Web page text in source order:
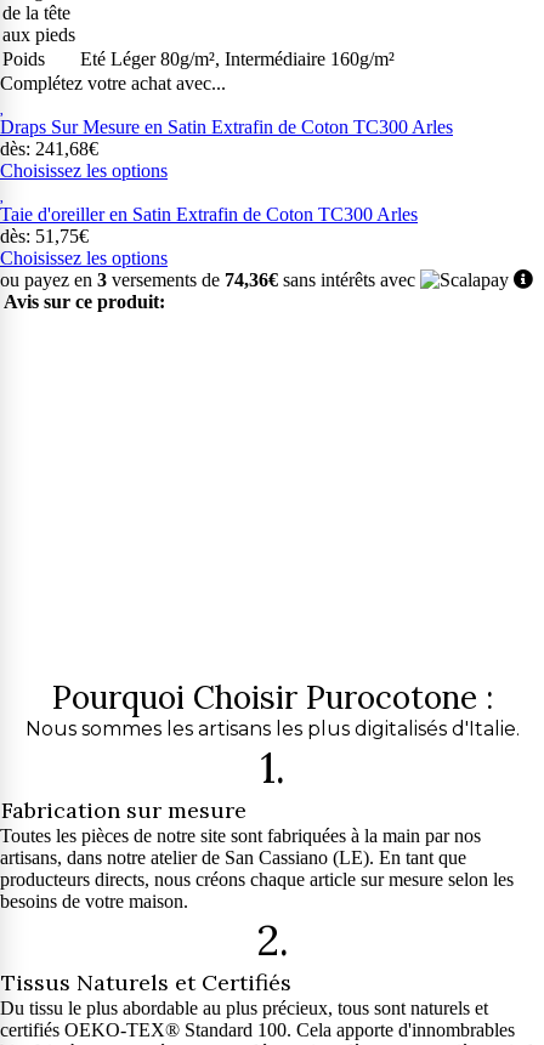
de la tête
aux pieds
Poids
Eté Léger 80g/m², Intermédiaire 160g/m²
Complétez votre achat avec...
Draps Sur Mesure en Satin Extrafin de Coton TC300 Arles
dès: 241,68€
Choisissez les options
Taie d'oreiller en Satin Extrafin de Coton TC300 Arles
dès: 51,75€
Choisissez les options
ou payez en 3 versements de 74,36€ sans intérêts avec
Avis sur ce produit:
Pourquoi Choisir Purocotone :
Nous sommes les artisans les plus digitalisés d'Italie.
1.
Fabrication sur mesure
Toutes les pièces de notre site sont fabriquées à la main par nos
artisans, dans notre atelier de San Cassiano (LE). En tant que
producteurs directs, nous créons chaque article sur mesure selon les
besoins de votre maison.
2.
Tissus Naturels et Certifiés
Du tissu le plus abordable au plus précieux, tous sont naturels et
certifiés OEKO-TEX® Standard 100. Cela apporte d'innombrables